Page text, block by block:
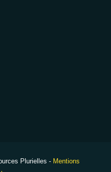
Plurielles - Mentions